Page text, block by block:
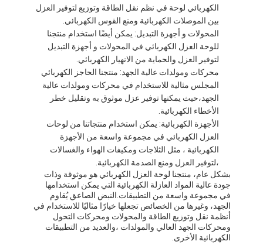
شريط لاصق فيلم بوليميد
شريط لاصق رقائق الألومنيوم
شريط من القماش الزجاجي المصنوع من رقائق الألومنيوم
ورق الكرافت ذو الوجه احباط
قماش الألياف الزجاجية رقائق الألومنيوم
شريط احباط سكريم
شريط لاصق من القماش
شريط لاصق مزدوج الجوانب
الشريط اللاصق PET
صب الاستثمار الدقيق
الكهربائي لوحة في نظم نقل الطاقة وتوزيع لتوفير العزل
بين الموصلات الكهربائية ومنع القوس الكهربائي.
المحولات و أجهزة التبديل: يمكن أيضًا استخدام منتجنا
للوحة العزل الكهربائي في المحولات و أجهزة التبديل
لتوفير العزل والحماية من الانهيار الكهربائي.
محركات ومولدات عالية الجهد: منتجنا الحاجز الكهربائي
المجلس مثالية للاستخدام في محركات ومولدات عالية
الجهد،حيث يمكنها توفير عزل موثوق به وتقليل خطر
الأخطاء الكهربائية.
الأجهزة الكهربائية: يمكن استخدام منتجاتنا من لوحات
العزل الكهربائي في مجموعة واسعة من الأجهزة
الكهربائية ، مثل الثلاجات ومكيفات الهواء والغسالات
،لتوفير العزل ومنع الصدمة الكهربائية.
بشكل عام، منتجنا لوحة العزل الكهربائي هو موثوقة وذات
جودة عالية المواد العازلة الكهربائية التي يمكن استخدامها
في مجموعة واسعة من التطبيقات.النبض الصاعق يُقاوم
الجهد، وغيرها من الخصائص تجعلها خيارًا مثاليًا للاستخدام في
أنظمة نقل وتوزيع الطاقة والمحولات ومحركات التحول
ومحركات الجهد العالي والمولدات ،والعديد من التطبيقات
الكهربائية الأخرى.